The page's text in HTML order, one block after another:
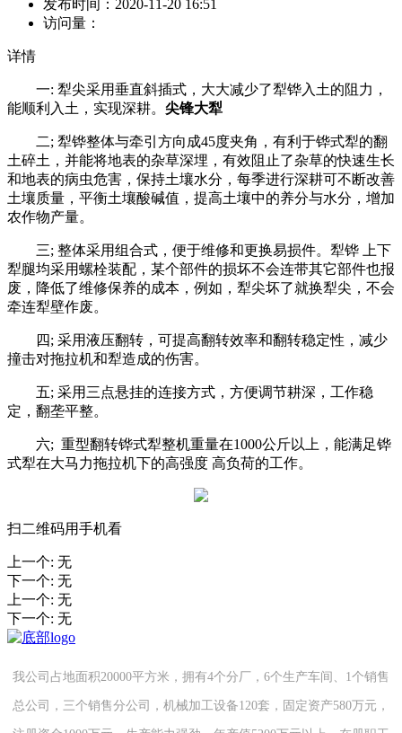
发布时间： 2020-11-20 16:51
访问量：
详情
一: 犁尖采用垂直斜插式，大大减少了犁铧入土的阻力，
能顺利入土，实现深耕。 尖锋大犁
二; 犁铧整体与牵引方向成45度夹角，有利于铧式犁的翻
土碎土，并能将地表的杂草深埋，有效阻止了杂草的快速生长
和地表的病虫危害，保持土壤水分，每季进行深耕可不断改善
土壤质量，平衡土壤酸碱值，提高土壤中的养分与水分，增加
农作物产量。
三; 整体采用组合式，便于维修和更换易损件。犁铧 上下
犁腿均采用螺栓装配，某个部件的损坏不会连带其它部件也报
废，降低了维修保养的成本，例如，犁尖坏了就换犁尖，不会
牵连犁壁作废。
四; 采用液压翻转，可提高翻转效率和翻转稳定性，减少
撞击对拖拉机和犁造成的伤害。
五; 采用三点悬挂的连接方式，方便调节耕深，工作稳
定，翻垄平整。
六; 重型翻转铧式犁整机重量在1000公斤以上，能满足铧
式犁在大马力拖拉机下的高强度 高负荷的工作。
扫二维码用手机看
上一个: 无
下一个: 无
上一个: 无
下一个: 无
我公司占地面积20000平方米，拥有4个分厂，6个生产车间、1个销售
总公司，三个销售分公司，机械加工设备120套，固定资产580万元，